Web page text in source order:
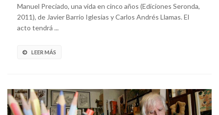
Manuel Preciado, una vida en cinco años (Ediciones Seronda,
2011), de Javier Barrio Iglesias y Carlos Andrés Llamas. El
acto tendrá ...
LEER MÁS